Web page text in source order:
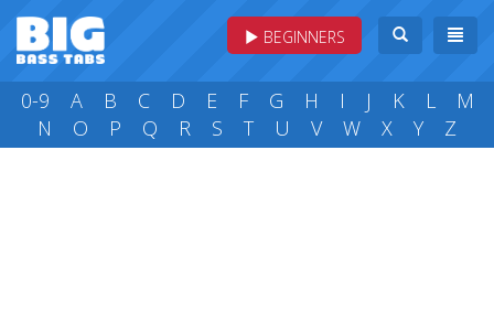
BEGINNERS
0-9 A B C D E F G H I J K L
M
N
O P Q R S T U V W X Y Z